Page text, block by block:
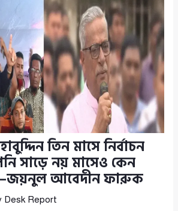
তিন মাসে নির্বাচন
সাড়ে নয় মাসেও কেন
আবেদীন ফারুক
Desk Report